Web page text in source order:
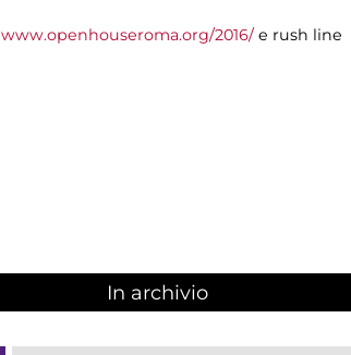
www.openhouseroma.org/2016/e rush line
In archivio